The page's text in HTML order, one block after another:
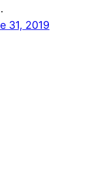
31, 2019